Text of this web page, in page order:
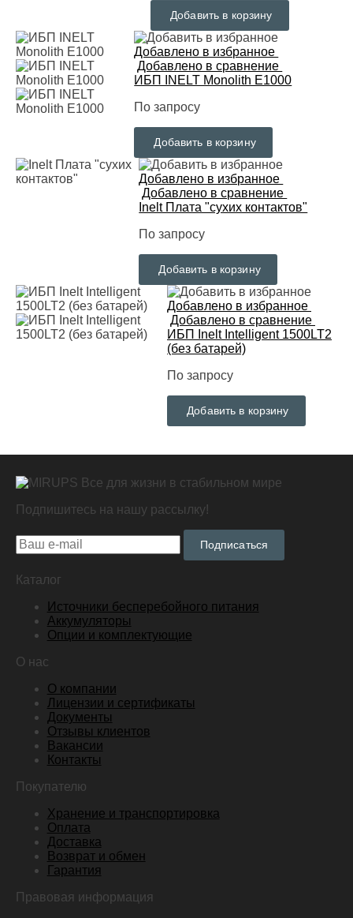
Добавить в корзину
Добавлено в избранное
Добавлено в сравнение
ИБП INELT Monolith E1000
По запросу
Добавить в корзину
Добавлено в избранное
Добавлено в сравнение
Inelt Плата "сухих контактов"
По запросу
Добавить в корзину
Добавлено в избранное
Добавлено в сравнение
ИБП Inelt Intelligent 1500LT2
(без батарей)
По запросу
Добавить в корзину
Все для жизни в стабильном мире
Подпишитесь на нашу рассылку!
Подписаться
Каталог
Источники бесперебойного питания
Аккумуляторы
Опции и комплектующие
О нас
О компании
Лицензии и сертификаты
Документы
Отзывы клиентов
Вакансии
Контакты
Покупателю
Хранение и транспортировка
Оплата
Доставка
Возврат и обмен
Гарантия
Правовая информация